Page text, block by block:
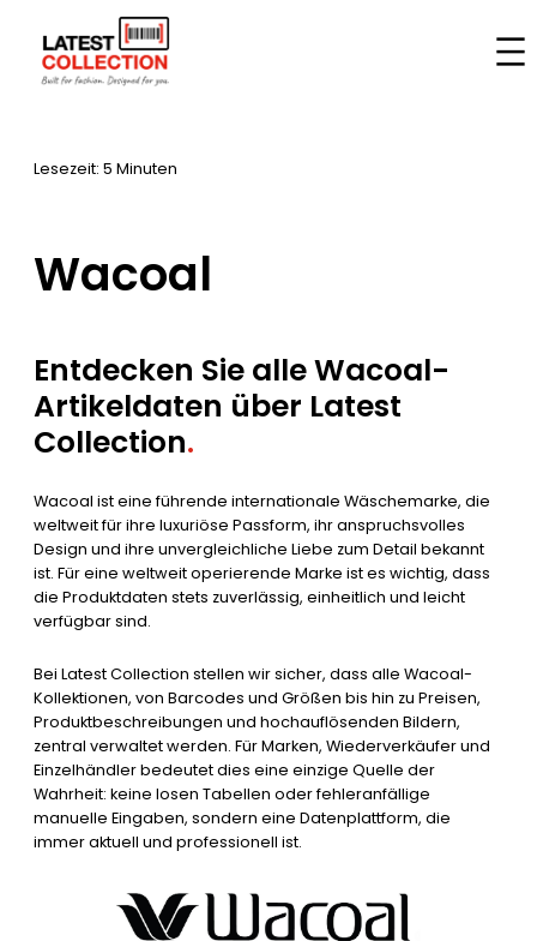
Inhalt
springen
Startseite–Marken
Lesezeit: 5 Minuten
Wacoal
Entdecken Sie alle Wacoal-
Artikeldaten über Latest
Collection.
Wacoal ist eine führende internationale Wäschemarke, die
weltweit für ihre luxuriöse Passform, ihr anspruchsvolles
Design und ihre unvergleichliche Liebe zum Detail bekannt
ist. Für eine weltweit operierende Marke ist es wichtig, dass
die Produktdaten stets zuverlässig, einheitlich und leicht
verfügbar sind.
Bei Latest Collection stellen wir sicher, dass alle Wacoal-
Kollektionen, von Barcodes und Größen bis hin zu Preisen,
Produktbeschreibungen und hochauflösenden Bildern,
zentral verwaltet werden. Für Marken, Wiederverkäufer und
Einzelhändler bedeutet dies eine einzige Quelle der
Wahrheit: keine losen Tabellen oder fehleranfällige
manuelle Eingaben, sondern eine Datenplattform, die
immer aktuell und professionell ist.